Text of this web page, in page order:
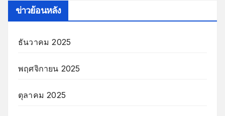
ข่าวย้อนหลัง
ธันวาคม 2025
พฤศจิกายน 2025
ตุลาคม 2025